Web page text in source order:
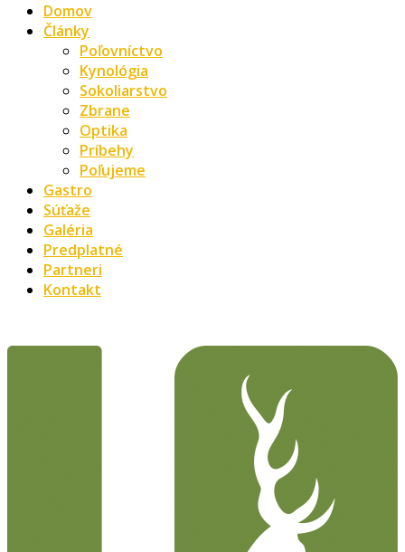
Domov
Články
Poľovníctvo
Kynológia
Sokoliarstvo
Zbrane
Optika
Príbehy
Poľujeme
Gastro
Súťaže
Galéria
Predplatné
Partneri
Kontakt